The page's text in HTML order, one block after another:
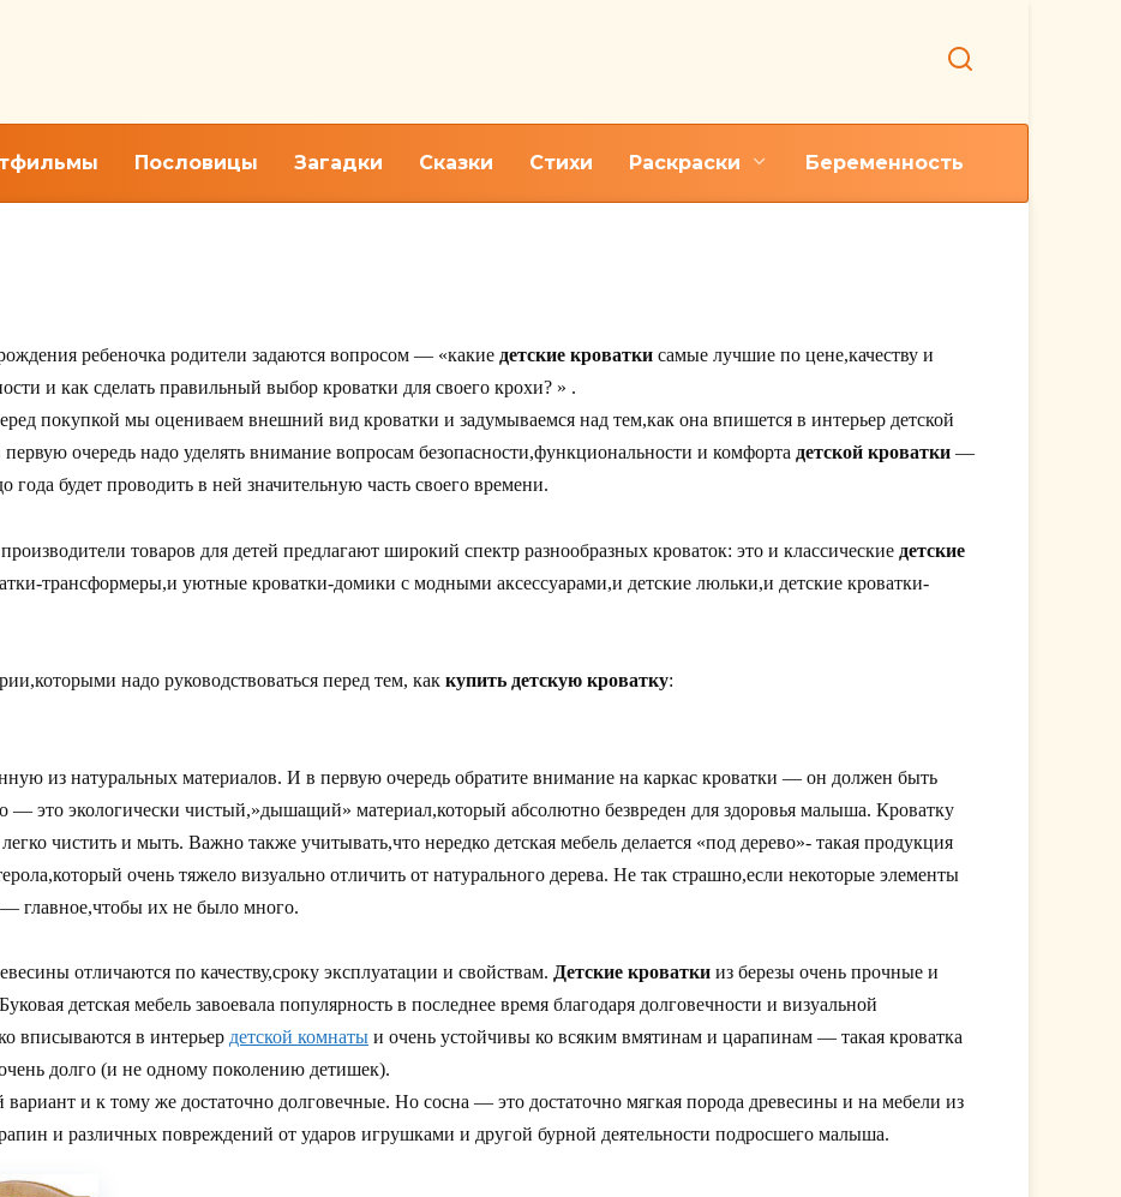
Пословицы Загадки Сказки Стихи Раскраски Беременность
ребеночка родители задаются вопросом — «какие детские кроватки самые лучшие по цене,качеству и
и как сделать правильный выбор кроватки для своего крохи? » .
покупкой мы оцениваем внешний вид кроватки и задумываемся над тем,как она впишется в интерьер детской
очередь надо уделять внимание вопросам безопасности,функциональности и комфорта детской кроватки —
года будет проводить в ней значительную часть своего времени.
товаров для детей предлагают широкий спектр разнообразных кроваток: это и классические детские
трансформеры,и уютные кроватки-домики с модными аксессуарами,и детские люльки,и детские кроватки-
надо руководствоваться перед тем, как купить детскую кроватку:
из натуральных материалов. И в первую очередь обратите внимание на каркас кроватки — он должен быть
— это экологически чистый,»дышащий» материал,который абсолютно безвреден для здоровья малыша. Кроватку
чистить и мыть. Важно также учитывать,что нередко детская мебель делается «под дерево»- такая продукция
очень тяжело визуально отличить от натурального дерева. Не так страшно,если некоторые элементы
— главное,чтобы их не было много.
отличаются по качеству,сроку эксплуатации и свойствам. Детские кроватки из березы очень прочные и
детская мебель завоевала популярность в последнее время благодаря долговечности и визуальной
вписываются в интерьер детской комнаты и очень устойчивы ко всяким вмятинам и царапинам — такая кроватка
долго (и не одному поколению детишек).
и к тому же достаточно долговечные. Но сосна — это достаточно мягкая порода древесины и на мебели из
и различных повреждений от ударов игрушками и другой бурной деятельности подросшего малыша.